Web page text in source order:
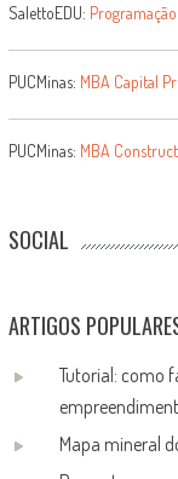
SalettoEDU:
PUCMinas: MBA Capital
PUCMinas: MBA
SOCIAL
ARTIGOS
Tutorial: como
Mapa mineral